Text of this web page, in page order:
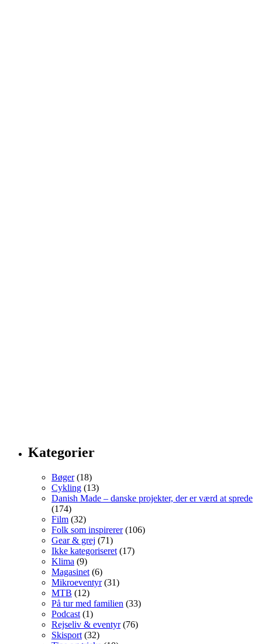
Kategorier
Bøger(18)
Cykling (13)
Danish Made – danske projekter, der er værd at sprede
(174)
Film (32)
Folk som inspirerer(106)
Gear & grej (71)
Ikke kategoriseret (17)
Klima (9)
Magasinet (6)
Mikroeventyr(31)
MTB (12)
På tur med familien (33)
Podcast (1)
Rejseliv & eventyr(76)
Skisport (32)